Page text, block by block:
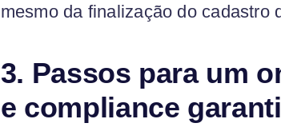
mesmo da finalização do cadastro
3. Passos para um
e compliance